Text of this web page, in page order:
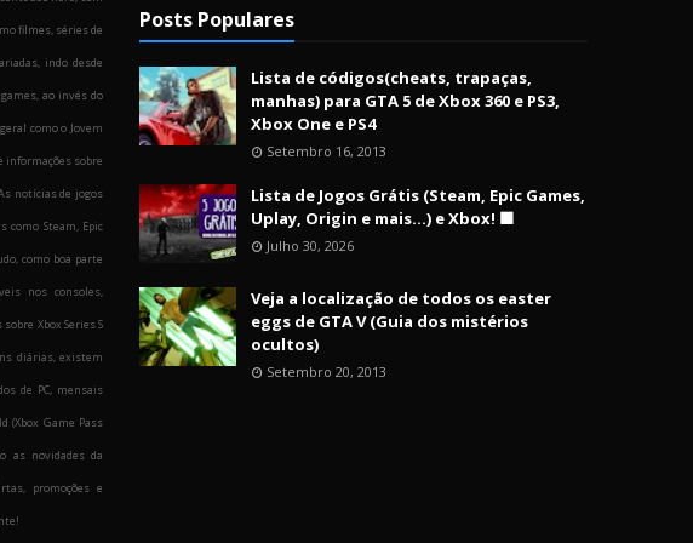
filmes, séries de
indo desde
ao invés do
como o Jovem
informações sobre
notícias de jogos
como Steam, Epic
como boa parte
nos consoles,
Xbox Series S
diárias, existem
de PC, mensais
(Xbox Game Pass
as novidades da
promoções e
Posts Populares
Lista de códigos(cheats, trapaças,
manhas) para GTA 5 de Xbox 360 e PS3,
Xbox One e PS4
Setembro 16, 2013
Lista de Jogos Grátis (Steam, Epic Games,
Uplay, Origin e mais...) e Xbox! 🟩
Julho 30, 2026
Veja a localização de todos os easter
eggs de GTA V (Guia dos mistérios
ocultos)
Setembro 20, 2013